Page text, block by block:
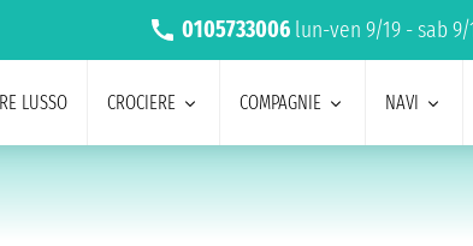
0105733006 lun-ven 9/19 - sab
LUSSO CROCIERE COMPAGNIE NAVI